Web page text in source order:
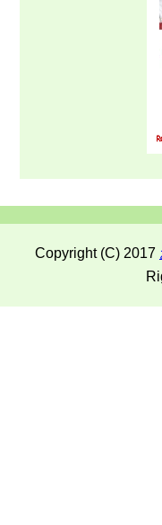
Copyright (C) 2017